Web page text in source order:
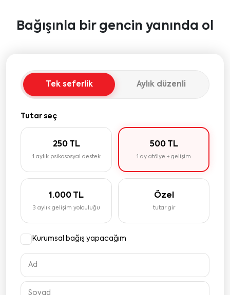
Bağışınla bir gencin yanında ol
Tek seferlik Aylık düzenli
Tutar seç
250 TL
1 aylık psikososyal destek
500 TL
1 ay atölye + gelişim
1.000 TL
3 aylık gelişim yolculuğu
Özel
tutar gir
Kurumsal bağış yapacağım